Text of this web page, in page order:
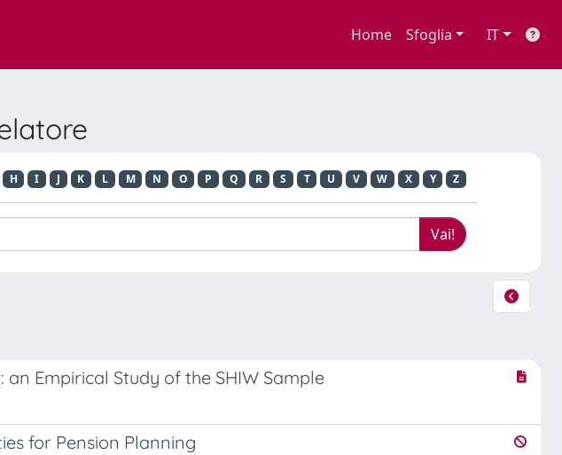
Home Sfoglia IT
H I J K L M N O P Q R S T U V W X Y Z
an Empirical Study of the SHIW Sample
for Pension Planning